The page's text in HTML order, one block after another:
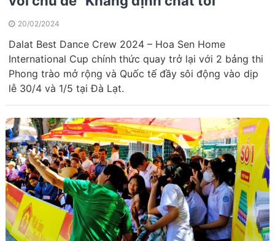
20/02/2024
Dalat Best Dance Crew 2024 – Hoa Sen Home
International Cup chính thức quay trở lại với 2 bảng thi
Phong trào mở rộng và Quốc tế đầy sôi động vào dịp
lễ 30/4 và 1/5 tại Đà Lạt.